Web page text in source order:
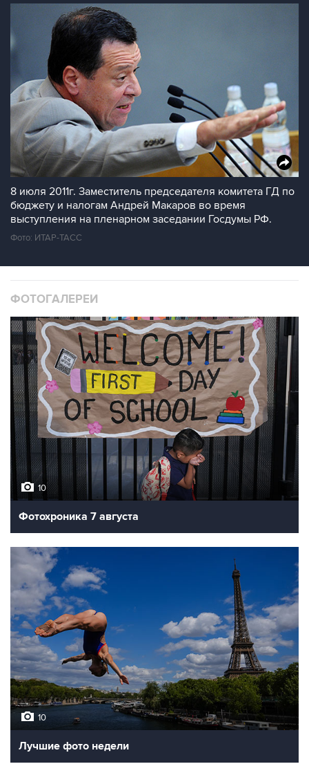
8 июля 2011г. Заместитель председателя комитета ГД по
бюджету и налогам Андрей Макаров во время
выступления на пленарном заседании Госдумы РФ.
Фото: ИТАР-ТАСС
ФОТОГАЛЕРЕИ
10
Фотохроника 7 августа
10
Лучшие фото недели